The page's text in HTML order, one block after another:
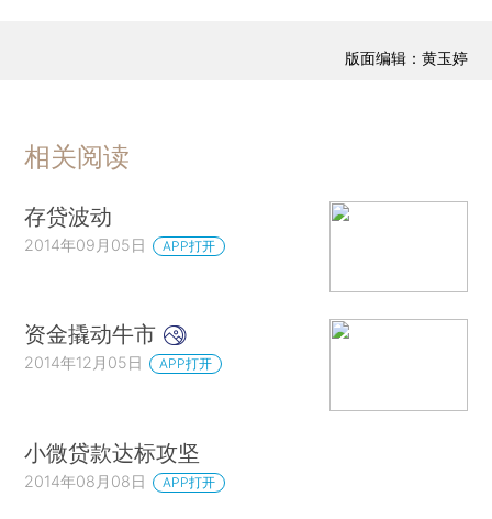
版面编辑：黄玉婷
相关阅读
存贷波动
2014年09月05日 APP打开
资金撬动牛市
2014年12月05日 APP打开
小微贷款达标攻坚
2014年08月08日 APP打开